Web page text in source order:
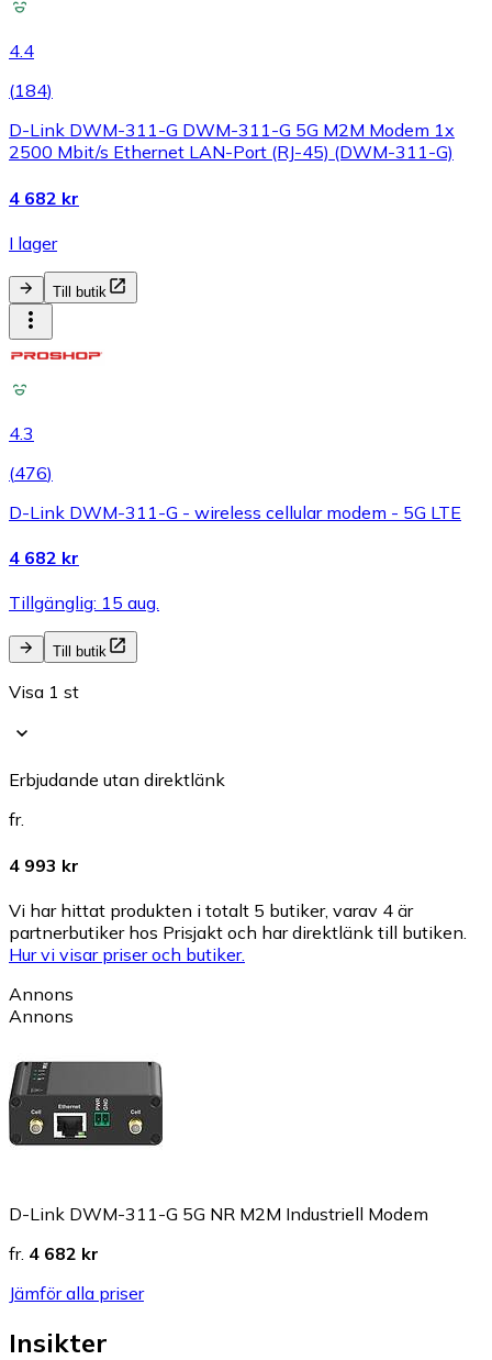
4.4
(184)
D-Link DWM-311-G DWM-311-G 5G M2M Modem 1x
2500 Mbit/s Ethernet LAN-Port (RJ-45) (DWM-311-G)
4 682 kr
I lager
Till butik
4.3
(476)
D-Link DWM-311-G - wireless cellular modem - 5G LTE
4 682 kr
Tillgänglig: 15 aug.
Till butik
Visa 1 st
Erbjudande utan direktlänk
fr.
4 993 kr
Vi har hittat produkten i totalt 5 butiker, varav 4 är
partnerbutiker hos Prisjakt och har direktlänk till butiken.
Hur vi visar priser och butiker.
Annons
Annons
D-Link DWM-311-G 5G NR M2M Industriell Modem
fr. 4 682 kr
Jämför alla priser
Insikter